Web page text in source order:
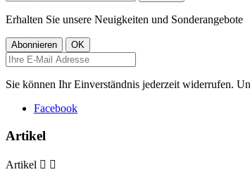
Erhalten Sie unsere Neuigkeiten und Sonderangebote
Sie können Ihr Einverständnis jederzeit widerrufen.
Facebook
Artikel
Artikel  